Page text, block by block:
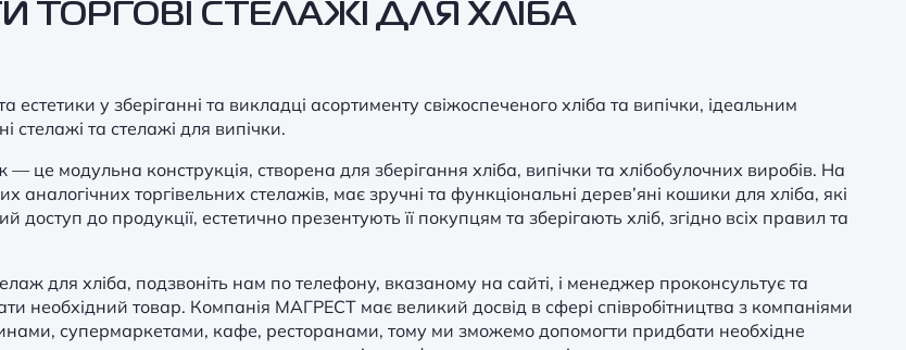
ТОРГОВІ СТЕЛАЖІ ДЛЯ ХЛІБА
естетики у зберіганні та викладці асортименту свіжоспеченого хліба та випічки, ідеальним
стелажі та стелажі для випічки.
—це модульна конструкція, створена для зберігання хліба, випічки та хлібобулочних виробів. На
аналогічнихторгівельних стелажів, має зручні та функціональні дерев’яні кошики для хліба, які
доступ до продукції, естетично презентують її покупцям та зберігають хліб, згідно всіх правил та
для хліба, подзвоніть нам по телефону, вказаному на сайті, і менеджер проконсультує та
необхідний товар. Компанія МАГРЕСТ має великий досвід в сфері співробітництва з компаніями
супермаркетами, кафе, ресторанами, тому ми зможемо допомогти придбати необхідне